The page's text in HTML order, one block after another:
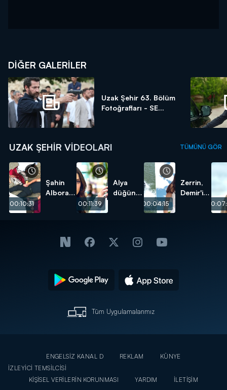
DİĞER GALERİLER
Uzak Şehir 63. Bölüm
Fotoğrafları - SE...
UZAK ŞEHIR VIDEOLARI TÜMÜNÜ GÖR
00:10:31
Şahin
Albora
00:11:39
Alya
düğün
00:04:15
Zerrin,
Demir'i
Tüm Uygulamalarımız
ENGELSİZ KANAL D REKLAM
KÜNYE
İZLEYİCİ TEMSİLCİSİ
KİŞİSEL VERİLERİN KORUNMASI
YARDIM
İLETİŞİM